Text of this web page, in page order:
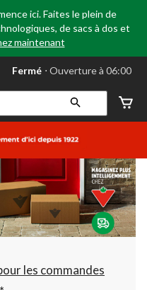
ici. Faites le plein de
de sacs à dos et
maintenant
votre
cliquer
Fermé ⋅ Ouverture à 06:00
les commandes